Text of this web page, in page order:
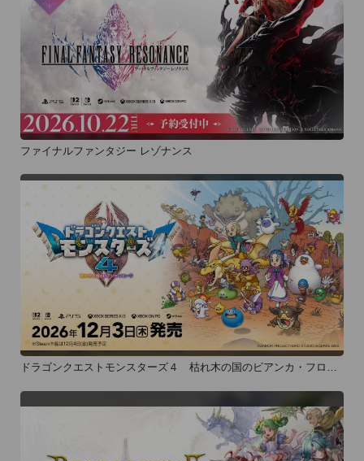
ファイナルファンタジー レゾナンス
ドラゴンクエストモンスターズ４ 枯れ木の国のビアンカ・フロー